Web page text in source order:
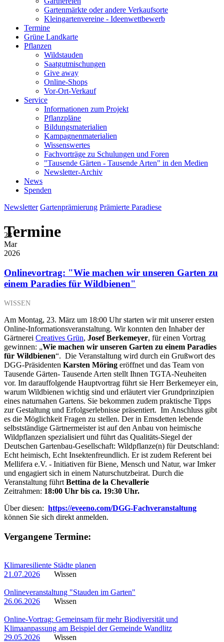
Gartenmärkte oder andere Verkaufsorte
Kleingartenvereine - Ideenwettbewerb
Termine
Grüne Landkarte
Pflanzen
Wildstauden
Saatgutmischungen
Give away
Online-Shops
Vor-Ort-Verkauf
Service
Informationen zum Projekt
Pflanzpläne
Bildungsmaterialien
Kampagnenmaterialien
Wissenswertes
Fachvorträge zu Schulungen und Foren
"Tausende Gärten - Tausende Arten" in den Medien
Newsletter-Archiv
News
Spenden
Newsletter Gartenprämierung Prämierte Paradiese
Termine
23
Mar
2026
Onlinevortrag: "Wie machen wir unseren Garten zu
einem Paradies für Wildbienen"
WISSEN
Am Montag, 23. März um 18:00 Uhr starten wir mit unserer ersten
Online-Informationsveranstaltung. Wir konnten den Inhaber der
Gärtnerei Creatives Grün, Josef Berkemeyer, für einen Vortrag
gewinnen: „Wie machen wir unseren Garten zu einem Paradies
für Wildbienen“. Die Veranstaltung wird durch ein Grußwort des
DGG-Präsidenten Karsten Möring eröffnet und das Team von
Tausende Gärten- Tausende Arten stellt Ihnen TGTA-Neuheiten
vor. Im darauffolgende Hauptvortrag führt sie Herr Berkemeyer ein,
warum Wildbienen wichtig sind und erläutert vier Grundprinzipien
eines naturnahen Gartens. Sie bekommen zudem praktische Tipps
zur Gestaltung und Erfolgserlebnisse präsentiert. Im Anschluss gibt
es die Möglichkeit Fragen zu stellen. Der in Emsdetten lebende
selbstständige Gärtnermeister ist auf den Anbau von heimische
Wildpflanzen spezialisiert und führt das Qualitäts-Siegel der
Deutschen Gartenbau-Gesellschaft: Wildpflanze(n) für Deutschland:
Echt heimisch, Echt Insektenfreundlich. Er ist zudem Referent bei
Mellifera e.V. - Initiativen für Biene, Mensch und Natur, war Imker
und engagiert sich in einem Naturschutzbeirat. Durch die
Veranstaltung führt Bettina de la Chevallerie
Zeitrahmen: 18:00 Uhr bis ca. 19:30 Uhr.
Über diesen: https://eveeno.com/DGG-Fachveranstaltung
können Sie sich direkt anmelden.
Vergangene Termine:
Klimaresiliente Städte planen
21.07.2026
Wissen
Onlineveranstaltung "Stauden im Garten"
26.06.2026
Wissen
Online-Vortrag: Gemeinsam für mehr Biodiversität und
Klimaanpassung am Beispiel der Gemeinde Wandlitz
29.05.2026
Wissen